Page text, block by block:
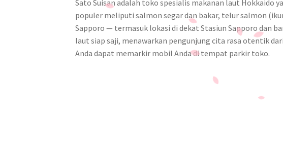
Sato Suisan adalah toko spesialis makanan laut Hokkaido
populer meliputi salmon segar dan bakar, telur salmon
Sapporo — termasuk lokasi di dekat Stasiun Sapporo dan
laut siap saji, menawarkan pengunjung cita rasa otentik
Anda dapat memarkir mobil Anda di tempat parkir toko.